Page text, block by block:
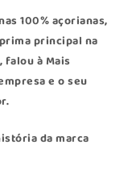
100% açorianas,
principal na
falou à Mais
e o seu
da marca